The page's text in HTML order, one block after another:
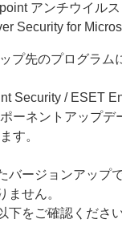
アンチウイルス
Security for
プ先のプログラム
Security / ESET
ーネントアップ
す。
バージョンアップ
ません。
下をご確認ください